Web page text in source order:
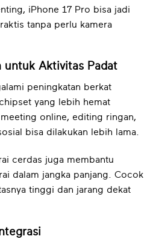
iPhone 17 Pro bisa jadi
tanpa perlu kamera
untuk Aktivitas Padat
peningkatan berkat
yang lebih hemat
online, editing ringan,
bisa dilakukan lebih lama.
cerdas juga membantu
dalam jangka panjang. Cocok
tinggi dan jarang dekat